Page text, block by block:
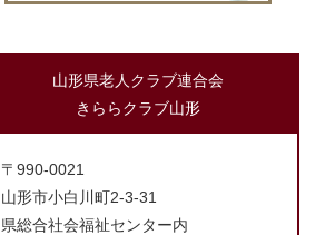
山形県老人クラブ連合会
きららクラブ山形
〒990-0021
山形市小白川町2-3-31
県総合社会福祉センター内